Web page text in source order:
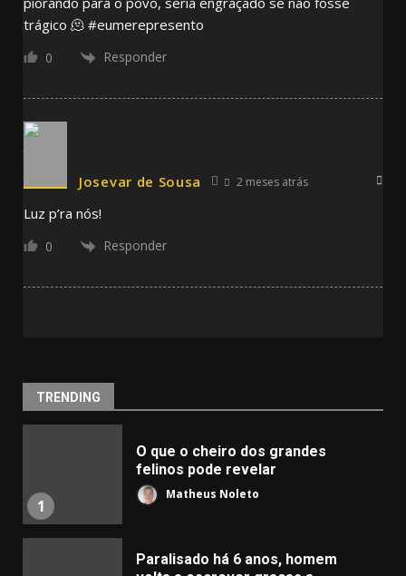
trágico 🫠 #eumerepresento
0 Responder
Josevar de Sousa 2 meses atrás
Luz p’ra nós!
0 Responder
TRENDING
1
O que o cheiro dos grandes
felinos pode revelar
Matheus Noleto
Paralisado há 6 anos, homem